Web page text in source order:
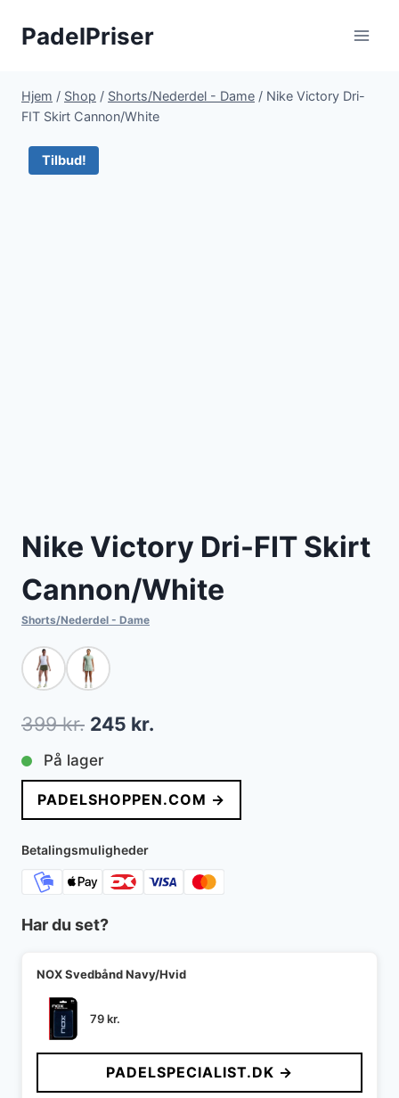
PadelPriser
Hjem / Shop / Shorts/Nederdel - Dame / Nike Victory Dri-
FIT Skirt Cannon/White
Tilbud!
Nike Victory Dri-FIT Skirt
Cannon/White
Shorts/Nederdel - Dame
399kr. Den
oprindelige
pris
var:
399 kr..
245 kr.
pris
er:
På lager
PADELSHOPPEN.COM →
Betalingsmuligheder
Har du set?
NOX Svedbånd Navy/Hvid
79kr.
PADELSPECIALIST.DK →